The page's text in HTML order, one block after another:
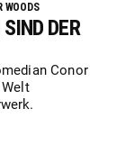
WOODS
DER
Conor